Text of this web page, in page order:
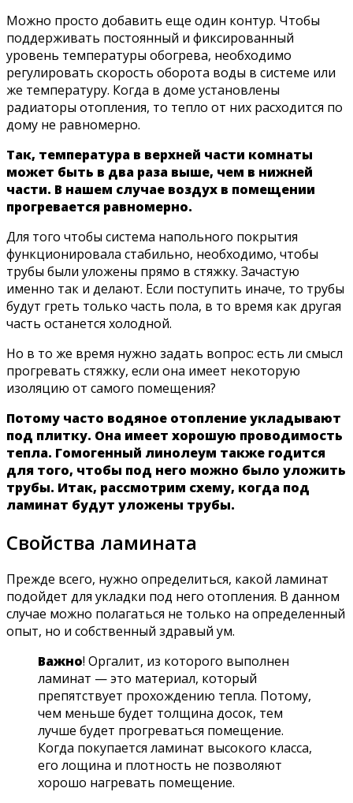
Можно просто добавить еще один контур. Чтобы
поддерживать постоянный и фиксированный
уровень температуры обогрева, необходимо
регулировать скорость оборота воды в системе или
же температуру. Когда в доме установлены
радиаторы отопления, то тепло от них расходится по
дому не равномерно.
Так, температура в верхней части комнаты
может быть в два раза выше, чем в нижней
части. В нашем случае воздух в помещении
прогревается равномерно.
Для того чтобы система напольного покрытия
функционировала стабильно, необходимо, чтобы
трубы были уложены прямо в стяжку. Зачастую
именно так и делают. Если поступить иначе, то трубы
будут греть только часть пола, в то время как другая
часть останется холодной.
Но в то же время нужно задать вопрос: есть ли смысл
прогревать стяжку, если она имеет некоторую
изоляцию от самого помещения?
Потому часто водяное отопление укладывают
под плитку. Она имеет хорошую проводимость
тепла. Гомогенный линолеум также годится
для того, чтобы под него можно было уложить
трубы. Итак, рассмотрим схему, когда под
ламинат будут уложены трубы.
Свойства ламината
Прежде всего, нужно определиться, какой ламинат
подойдет для укладки под него отопления. В данном
случае можно полагаться не только на определенный
опыт, но и собственный здравый ум.
Важно! Оргалит, из которого выполнен
ламинат — это материал, который
препятствует прохождению тепла. Потому,
чем меньше будет толщина досок, тем
лучше будет прогреваться помещение.
Когда покупается ламинат высокого класса,
его лощина и плотность не позволяют
хорошо нагревать помещение.